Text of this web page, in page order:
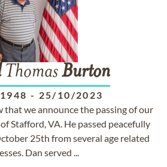
ThomasBurton
- 25/10/2023
we announce the passing of our
of Stafford, VA. He passed peacefully
25th from several age related
Dan served ...